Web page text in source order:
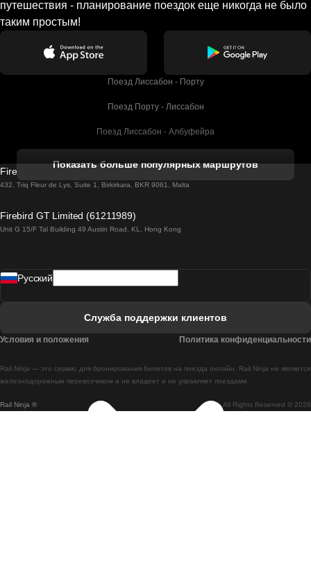
путешествия - планирование поездок еще никогда не было
таким простым!
Поезд Лиссабон - Порту
Поезд Порту - Лиссабон
Поезд Лиссабон - Албуфейра
Поезд Лиссабон - Лагос
Поезд Лиссабон - Мадрид
Поезд Лиссабон - Брага
Поезд Брага - Лиссабон
Показать больше популярных маршрутов
Firebird GT Limited (OC 1451)
432, Triq Fleur de Lys, Suite 1, Birkirkara, BKR 9061, Malta
Firebird GT Limited (61211989)
Unit G 15/F Tal Building 49 Austin Road, KL, Hong Kong
Rail Ninja ® All Rights Reserved © 2026
Rail Ninja — это сервис для бронирования билетов на поезда онлайн. Rail Ninja не является
железнодорожным перевозчиком и не владеет и не управляет поездами.
Pусский
Служба поддержки клиентов
Условия и положения Политика конфиденциальности